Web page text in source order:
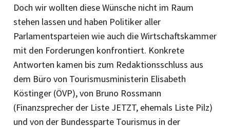
Doch wir wollten diese Wünsche nicht im Raum
stehen lassen und haben Politiker aller
Parlamentsparteien wie auch die Wirtschaftskammer
mit den Forderungen konfrontiert. Konkrete
Antworten kamen bis zum Redaktionsschluss aus
dem Büro von Tourismusministerin Elisabeth
Köstinger (ÖVP), von Bruno Rossmann
(Finanzsprecher der Liste JETZT, ehemals Liste Pilz)
und von der Bundessparte Tourismus in der